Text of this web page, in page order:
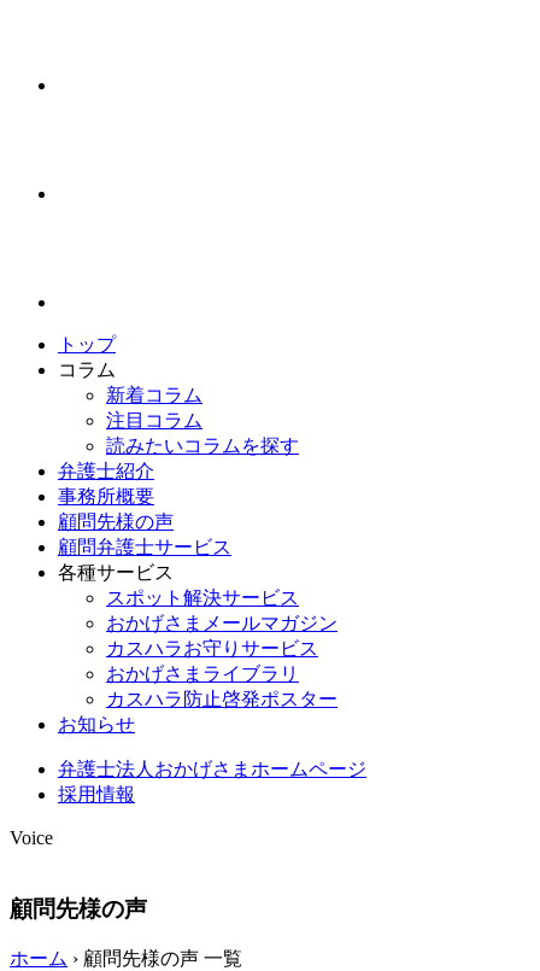
トップ
コラム
新着コラム
注目コラム
読みたいコラムを探す
弁護士紹介
事務所概要
顧問先様の声
顧問弁護士サービス
各種サービス
スポット解決サービス
おかげさまメールマガジン
カスハラお守りサービス
おかげさまライブラリ
カスハラ防止啓発ポスター
お知らせ
弁護士法人おかげさまホームページ
採用情報
Voice
顧問先様の声
ホーム › 顧問先様の声 一覧